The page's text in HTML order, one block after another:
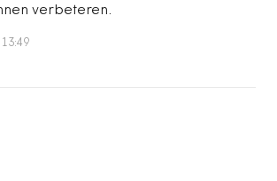
verbeteren.